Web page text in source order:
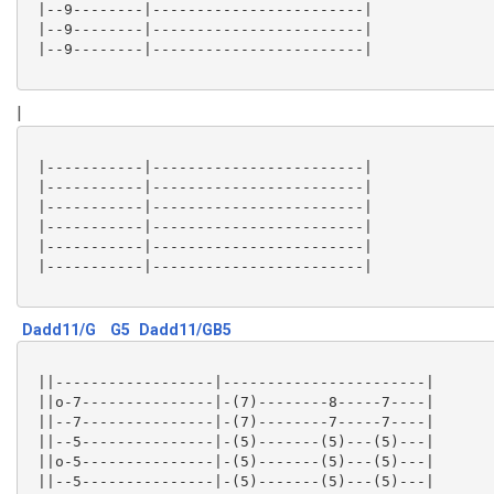
|--9--------|------------------------|
|--9--------|------------------------|
|--9--------|------------------------|
|
|-----------|------------------------|
|-----------|------------------------|
|-----------|------------------------|
|-----------|------------------------|
|-----------|------------------------|
|-----------|------------------------|
Dadd11/G G5 Dadd11/GB5
||------------------|-----------------------|
||o-7---------------|-(7)--------8-----7----|
||--7---------------|-(7)--------7-----7----|
||--5---------------|-(5)-------(5)---(5)---|
||o-5---------------|-(5)-------(5)---(5)---|
||--5---------------|-(5)-------(5)---(5)---|